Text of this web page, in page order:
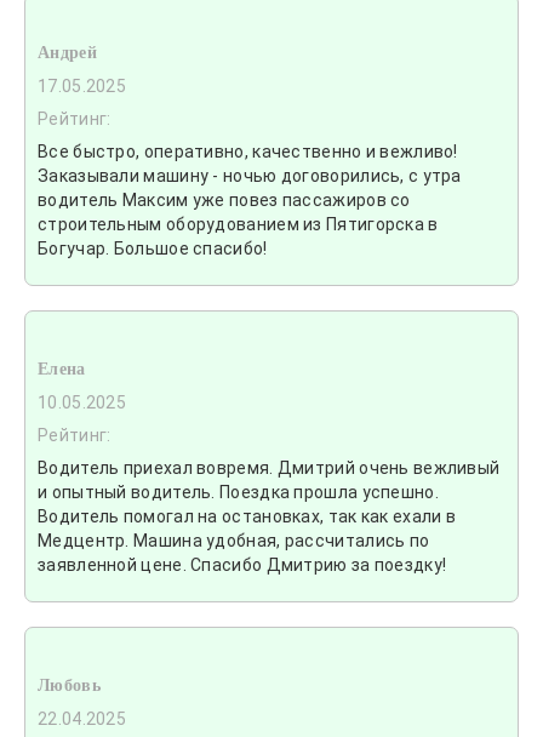
Андрей
17.05.2025
Рейтинг:
Все быстро, оперативно, качественно и вежливо!
Заказывали машину - ночью договорились, с утра
водитель Максим уже повез пассажиров со
строительным оборудованием из Пятигорска в
Богучар. Большое спасибо!
Елена
10.05.2025
Рейтинг:
Водитель приехал вовремя. Дмитрий очень вежливый
и опытный водитель. Поездка прошла успешно.
Водитель помогал на остановках, так как ехали в
Медцентр. Машина удобная, рассчитались по
заявленной цене. Спасибо Дмитрию за поездку!
Любовь
22.04.2025